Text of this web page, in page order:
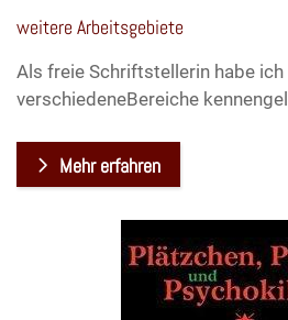
weitere Arbeitsgebiete
Als freie Schriftstellerin habe
verschiedeneBereiche
Mehr erfahren